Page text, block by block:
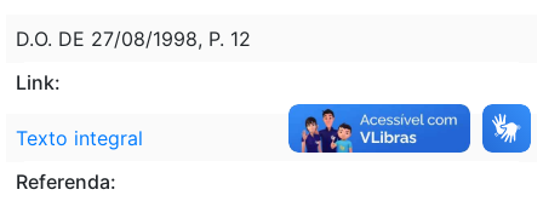
D.O. DE 27/08/1998, P. 12
Link:
Texto integral
Referenda: